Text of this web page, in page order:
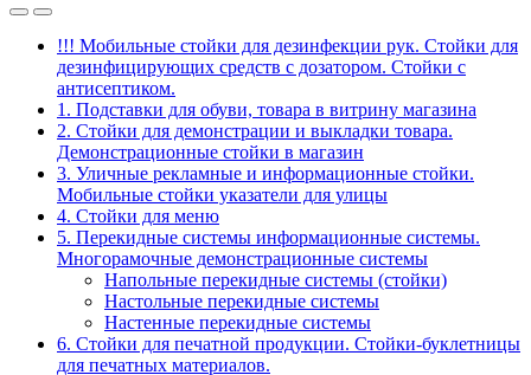
!!! Мобильные стойки для дезинфекции рук. Стойки для
дезинфицирующих средств с дозатором. Стойки с
антисептиком.
1. Подставки для обуви, товара в витрину магазина
2. Стойки для демонстрации и выкладки товара.
Демонстрационные стойки в магазин
3. Уличные рекламные и информационные стойки.
Мобильные стойки указатели для улицы
4. Стойки для меню
5. Перекидные системы информационные системы.
Многорамочные демонстрационные системы
Напольные перекидные системы (стойки)
Настольные перекидные системы
Настенные перекидные системы
6. Стойки для печатной продукции. Стойки-буклетницы
для печатных материалов.